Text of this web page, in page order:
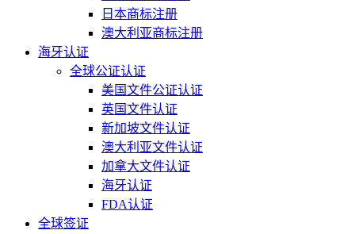
日本商标注册
澳大利亚商标注册
海牙认证
全球公证认证
美国文件公证认证
英国文件认证
新加坡文件认证
澳大利亚文件认证
加拿大文件认证
海牙认证
FDA认证
全球签证